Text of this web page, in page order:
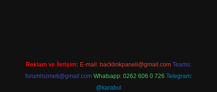
Reklam ve İletişim: E-mail: backlinkpaneli@gmail.com Teams:
forumhizmeti@gmail.com Whatsapp: 0262 606 0 726 Telegram:
@karabul